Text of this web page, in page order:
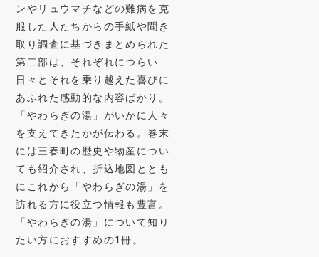
ンやリュウマチなどの難病を克
服した人たちからの手紙や聞き
取り調査に基づきまとめられた
第二部は、それぞれにつらい
日々とそれを乗り越えた喜びに
あふれた感動的な内容ばかり。
「やわらぎの湯」がいかに人々
を支えてきたかが伝わる。巻末
には三春町の歴史や物産につい
ても紹介され、折込地図ととも
にこれから「やわらぎの湯」を
訪れる方に役立つ情報も豊富。
「やわらぎの湯」について知り
たい方におすすめの1冊。